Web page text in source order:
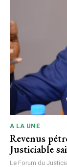
A LA UNE
Revenus
Justiciable
Le Forum du